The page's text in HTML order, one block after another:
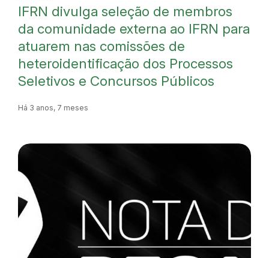
IFRN divulga seleção de membros
da comunidade externa ao IFRN para
atuarem nas comissões de
heteroidentificação dos Processos
Seletivos e Concursos Públicos
Há 3 anos, 7 meses